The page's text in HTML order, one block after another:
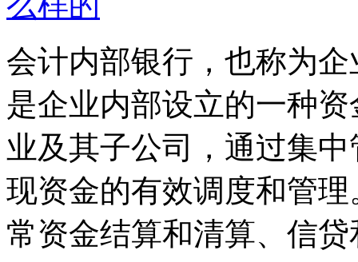
会计内部银行，也称为
是企业内部设立的一种
业及其子公司，通过集
现资金的有效调度和管
常资金结算和清算、信